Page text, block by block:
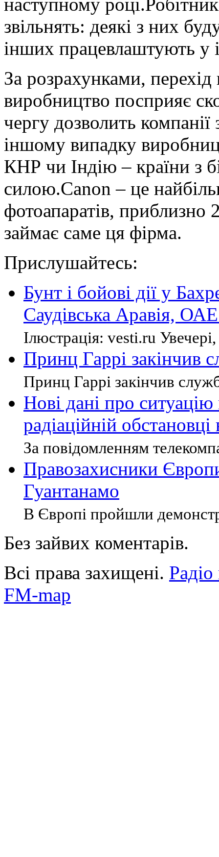
наступному
звільнять: деякі з них
інших працевлаштують у
За розрахунками, перехід
виробництво посприяє
чергу дозволить
іншому випадку
КНР чи Індію – країни з
силою.Canon – це
фотоапаратів,
займає саме ця фірма.
Прислушайтесь:
Бунт і бойові дії у
Саудівська Аравія, ОАЕ
Ілюстрація: vesti.ru
Принц Гаррі закінчив
Принц Гаррі закінчив
Нові дані про
радіаційній обстановці
За повідомленням
Правозахисники
Гуантанамо
В Європі пройшли
Без зайвих коментарів.
Всі права захищені.
FM-map